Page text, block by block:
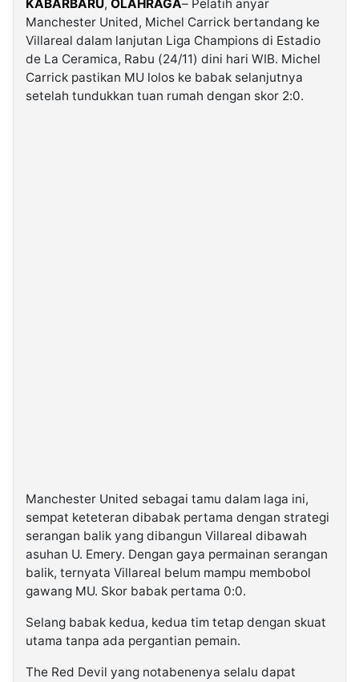
Kabarbaru.co
KABARBARU, OLAHRAGA– Pelatih anyar
Manchester United, Michel Carrick bertandang ke
Villareal dalam lanjutan Liga Champions di Estadio
de La Ceramica, Rabu (24/11) dini hari WIB. Michel
Carrick pastikan MU lolos ke babak selanjutnya
setelah tundukkan tuan rumah dengan skor 2:0.
Manchester United sebagai tamu dalam laga ini,
sempat keteteran dibabak pertama dengan strategi
serangan balik yang dibangun Villareal dibawah
asuhan U. Emery. Dengan gaya permainan serangan
balik, ternyata Villareal belum mampu membobol
gawang MU. Skor babak pertama 0:0.
Selang babak kedua, kedua tim tetap dengan skuat
utama tanpa ada pergantian pemain.
The Red Devil yang notabenenya selalu dapat